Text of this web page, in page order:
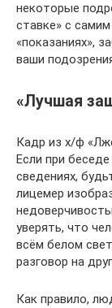
некоторые
ставке» с
«показаниях»,
ваши
«Лучшая
Кадр из х/ф
Если при
сведениях,
лицемер
уверять, что
всём белом
разговор на
Как правило,